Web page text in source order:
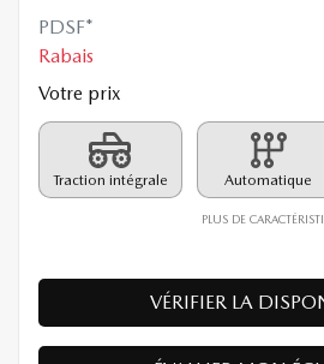
PDSF*
Rabais
Votre prix
Traction intégrale Automatique
PLUS DE
VÉRIFIER LA